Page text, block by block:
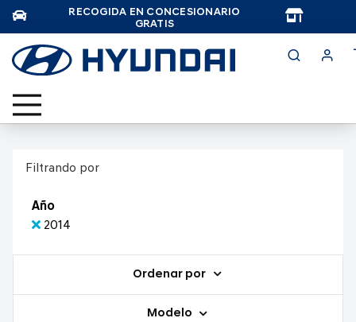
RECOGIDA EN CONCESIONARIO
GRATIS
Filtrando por
Año
2014
Ordenar por
Modelo